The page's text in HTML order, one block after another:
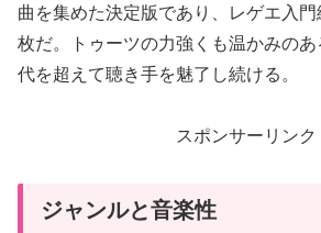
曲を集めた決定版であり、レゲエ入
枚だ。トゥーツの力強くも温かみの
代を超えて聴き手を魅了し続ける。
スポンサーリンク
ジャンルと音楽性